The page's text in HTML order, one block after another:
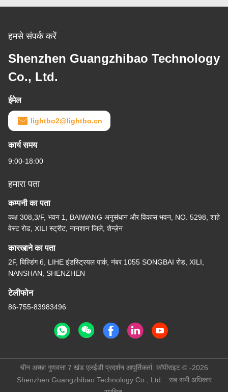
हमसे संपर्क करें
Shenzhen Guangzhibao Technology
Co., Ltd.
ईमेल
lightbo2@lightbo.cn
कार्य समय
9:00-18:00
हमारा पता
कम्पनी का पता
कक्ष 308,3/F, भवन 1, BAIWANG अनुसंधान और विकास भवन, NO. 5298, शाहे
वेस्ट रोड, XILI स्ट्रीट, नानशान जिले, शेन्ज़ेन
कारखाने का पता
2F, बिल्डिंग 6, LIHE इंडस्ट्रियल पार्क, नंबर 1055 SONGBAI रोड, XILI,
NANSHAN, SHENZHEN
टेलीफोन
86-755-83983496
चीन अच्छा गुणवत्ता 7 खंड एलईडी प्रदर्शन आपूर्तिकर्ता. कॉपीराइट © -2026
Shenzhen Guangzhibao Technology Co., Ltd. . सब सभी अधिकार